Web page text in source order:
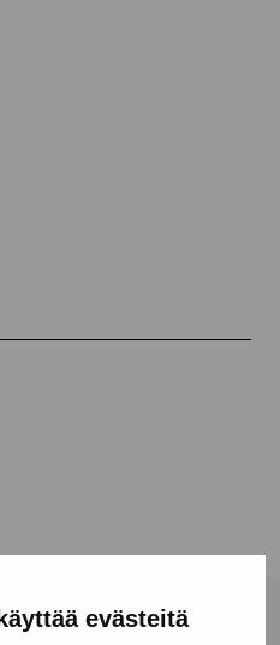
evästeitä